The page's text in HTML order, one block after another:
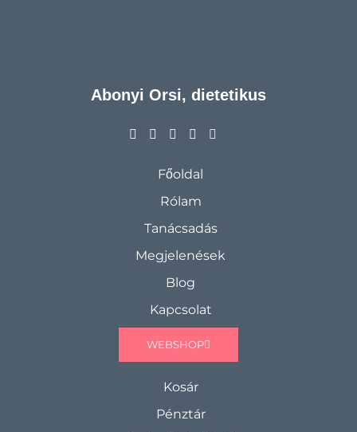
Abonyi Orsi, dietetikus
Főoldal
Rólam
Tanácsadás
Megjelenések
Blog
Kapcsolat
WEBSHOP
Kosár
Pénztár